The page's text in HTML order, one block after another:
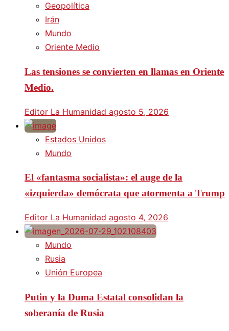
Geopolítica
Irán
Mundo
Oriente Medio
Las tensiones se convierten en llamas en Oriente
Medio.
Editor La Humanidad agosto 5, 2026
Estados Unidos
Mundo
El «fantasma socialista»: el auge de la
«izquierda» demócrata que atormenta a Trump
Editor La Humanidad agosto 4, 2026
Mundo
Rusia
Unión Europea
Putin y la Duma Estatal consolidan la
soberanía de Rusia